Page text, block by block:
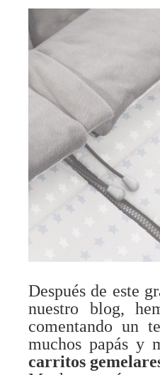
Después de este
nuestro blog,
comentando un
muchos papás y
carritos